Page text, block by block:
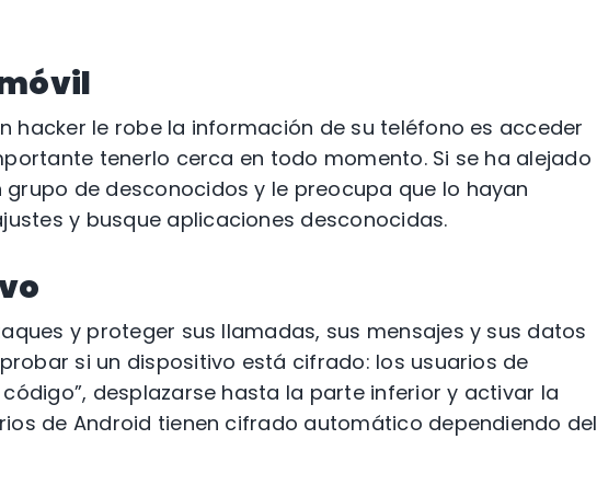
hacker le robe la información de su teléfono es acceder
tenerlo cerca en todo momento. Si se ha alejado
de desconocidos y le preocupa que lo hayan
y busque aplicaciones desconocidas.
y proteger sus llamadas, sus mensajes y sus datos
si un dispositivo está cifrado: los usuarios de
código”, desplazarse hasta la parte inferior y activar la
de Android tienen cifrado automático dependiendo del